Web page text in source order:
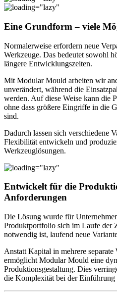
Eine Grundform – viele
Normalerweise erfordern neue
Werkzeuge. Das bedeutet sowohl
längere Entwicklungszeiten.
Mit Modular Mould arbeiten wir
unverändert, während die
werden. Auf diese Weise kann die
ohne dass größere Eingriffe in die
sind.
Dadurch lassen sich verschiedene
Flexibilität entwickeln und
Werkzeuglösungen.
Entwickelt für die
Anforderungen
Die Lösung wurde für
Produktportfolio sich im Laufe der
notwendig ist, laufend neue
Anstatt Kapital in mehrere separate
ermöglicht Modular Mould eine
Produktionsgestaltung. Dies
die Komplexität bei der Einführung